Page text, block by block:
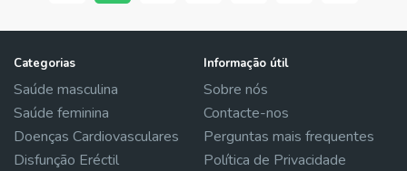
Categorias
Saúde masculina
Saúde feminina
Doenças Cardiovasculares
Disfunção Eréctil
Informação útil
Sobre nós
Contacte-nos
Perguntas mais frequentes
Política de Privacidade